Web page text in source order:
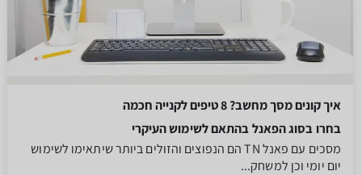
איך קונים מסך מחשב? 8 טיפים לקנייה חכמה
בחרו בסוג הפאנל בהתאם לשימוש העיקרי
מסכים עם פאנל TN הם הנפוצים והזולים ביותר שיתאימו לשימוש
יום יומי וכן למשחק...